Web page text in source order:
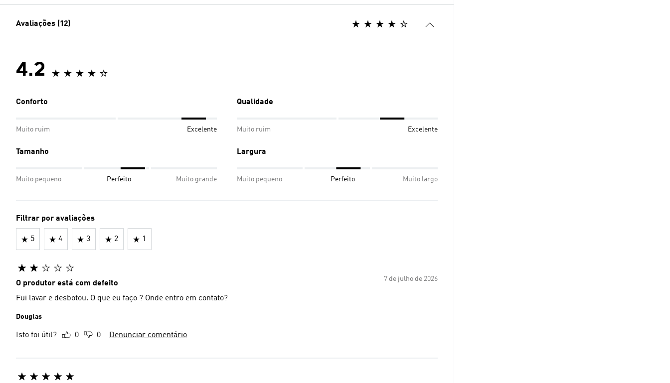
Avaliações (12)
4.2
Conforto
Muito ruim Excelente
Qualidade
Muito ruim Excelente
Tamanho
Muito pequeno Perfeito Muito grande
Largura
Muito pequeno Perfeito Muito largo
Filtrar por avaliações
5 4 3 2 1
7 de julho de 2026
O produtor está com defeito
Fui lavar e desbotou. O que eu faço ? Onde entro em contato?
Douglas
Isto foi útil? 0 0 Denunciar comentário